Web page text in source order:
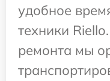
удобное
техники
ремонта мы